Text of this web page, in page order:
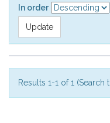
In order
Results 1-1 of 1